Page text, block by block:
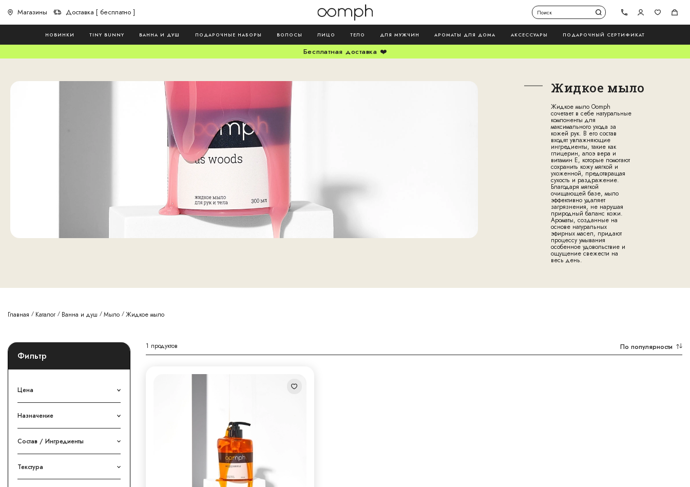
Магазины Доставка [ бесплатно ]
НОВИНКИ TINY BUNNY ВАННА И ДУШ ПОДАРОЧНЫЕ НАБОРЫ ВОЛОСЫ ЛИЦО ТЕЛО ДЛЯ МУЖЧИН АРОМАТЫ ДЛЯ ДОМА АКСЕССУАРЫ ПОДАРОЧНЫЙ СЕРТИФИКАТ
Бесплатная доставка ❤️
Жидкое мыло
Жидкое мыло Oomph
сочетает в себе натуральные
компоненты для
максимального ухода за
кожей рук. В его состав
входят увлажняющие
ингредиенты, такие как
глицерин, алоэ вера и
витамин Е, которые помогают
сохранить кожу мягкой и
ухоженной, предотвращая
сухость и раздражение.
Благодаря мягкой
очищающей базе, мыло
эффективно удаляет
загрязнения, не нарушая
природный баланс кожи.
Ароматы, созданные на
основе натуральных
эфирных масел, придают
процессу умывания
особенное удовольствие и
ощущение свежести на
весь день.
Главная Каталог Ванна и душ Мыло Жидкое мыло
Фильтр
Цена
Назначение
Состав / Ингредиенты
Текстура
1 продуктов По популярности